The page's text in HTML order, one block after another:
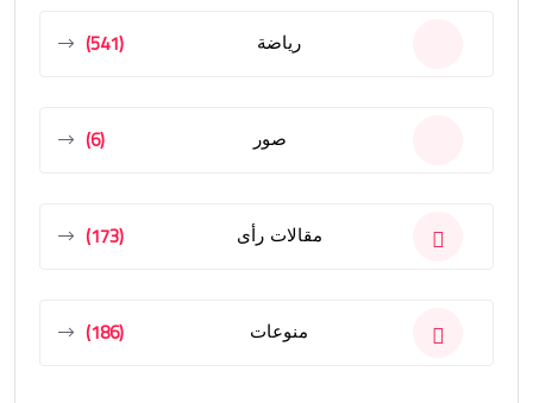
رياضة (541)
صور (6)
مقالات رأى (173)
منوعات (186)